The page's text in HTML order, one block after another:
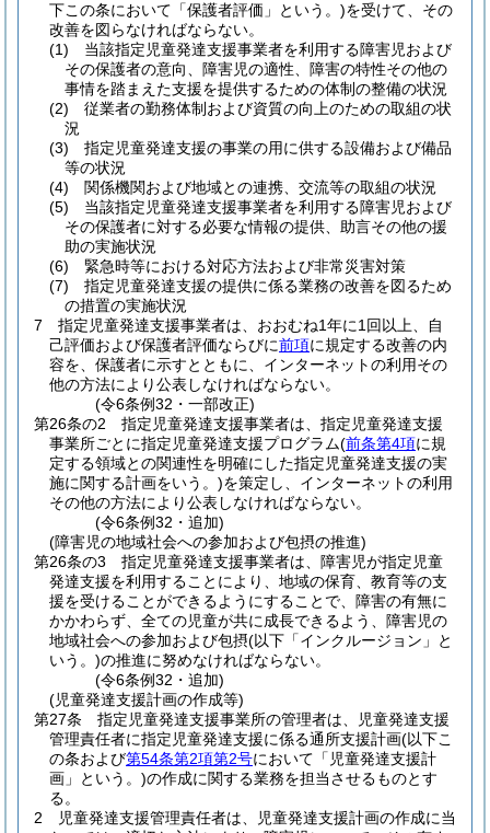
下この条において「保護者評価」という。)を受けて、その
改善を図らなければならない。
(1)
当該指定児童発達支援事業者を利用する障害児および
その保護者の意向、障害児の適性、障害の特性その他の
事情を踏まえた支援を提供するための体制の整備の状況
(2)
従業者の勤務体制および資質の向上のための取組の状
況
(3)
指定児童発達支援の事業の用に供する設備および備品
等の状況
(4)
関係機関および地域との連携、交流等の取組の状況
(5)
当該指定児童発達支援事業者を利用する障害児および
その保護者に対する必要な情報の提供、助言その他の援
助の実施状況
(6)
緊急時等における対応方法および非常災害対策
(7)
指定児童発達支援の提供に係る業務の改善を図るため
の措置の実施状況
7
指定児童発達支援事業者は、おおむね1年に1回以上、自
己評価および保護者評価ならびに前項に規定する改善の内
容を、保護者に示すとともに、インターネットの利用その
他の方法により公表しなければならない。
(令6条例32・一部改正)
第26条の2
指定児童発達支援事業者は、指定児童発達支援
事業所ごとに指定児童発達支援プログラム(前条第4項に規
定する領域との関連性を明確にした指定児童発達支援の実
施に関する計画をいう。)を策定し、インターネットの利用
その他の方法により公表しなければならない。
(令6条例32・追加)
(障害児の地域社会への参加および包摂の推進)
第26条の3
指定児童発達支援事業者は、障害児が指定児童
発達支援を利用することにより、地域の保育、教育等の支
援を受けることができるようにすることで、障害の有無に
かかわらず、全ての児童が共に成長できるよう、障害児の
地域社会への参加および包摂(以下「インクルージョン」と
いう。)の推進に努めなければならない。
(令6条例32・追加)
(児童発達支援計画の作成等)
第27条
指定児童発達支援事業所の管理者は、児童発達支援
管理責任者に指定児童発達支援に係る通所支援計画(以下こ
の条および第54条第2項第2号において「児童発達支援計
画」という。)の作成に関する業務を担当させるものとす
る。
2
児童発達支援管理責任者は、児童発達支援計画の作成に当